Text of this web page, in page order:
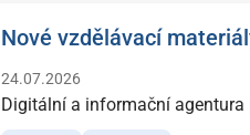
Nové vzdělávací
24.07.2026
Digitální a informační agentura